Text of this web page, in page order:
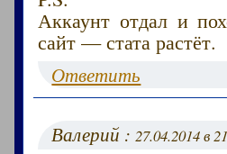
Аккаунт отдал и
сайт — стата растёт.
Ответить
Валерий :27.04.2014 в